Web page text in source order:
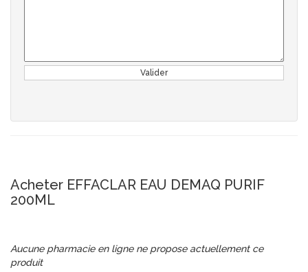
Valider
Acheter EFFACLAR EAU DEMAQ PURIF
200ML
Aucune pharmacie en ligne ne propose actuellement ce
produit